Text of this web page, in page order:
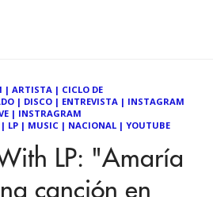
| ARTISTA| CICLO DE
| DISCO| ENTREVISTA| INSTAGRAM
| INSTRAGRAM
| LP | MUSIC | NACIONAL | YOUTUBE
LP: "Amaría
canción en